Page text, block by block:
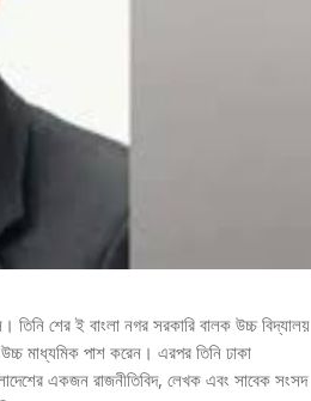
শের ই বাংলা নগর সরকারি বালক উচ্চ বিদ্যালয়
মাধ্যমিক পাশ করেন। এরপর তিনি ঢাকা
একজন রাজনীতিবিদ, লেখক এবং সাবেক সংসদ